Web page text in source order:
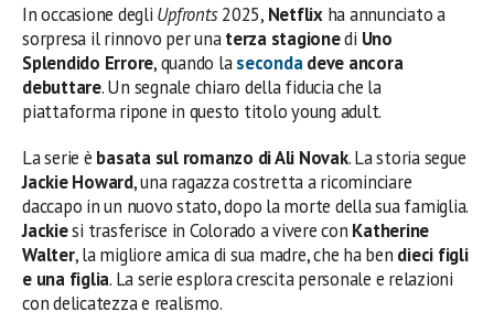
In occasione degli Upfronts2025, Netflixha annunciato a
sorpresa il rinnovo per unaterza stagionedi Uno
Splendido Errore, quando lasecondadeve ancora
debuttare. Un segnale chiaro della fiducia che la
piattaforma ripone in questo titolo young adult.
La serie è basata sul romanzo di Ali Novak. La storia segue
Jackie Howard, una ragazza costretta a ricominciare
daccapo in un nuovo stato, dopo la morte della sua famiglia.
Jackiesi trasferisce in Colorado a vivere con Katherine
Walter, la migliore amica di sua madre, che ha ben dieci figli
e una figlia. La serie esplora crescita personale e relazioni
con delicatezza e realismo.